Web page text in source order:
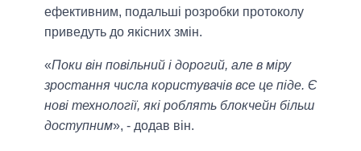
ефективним, подальші розробки протоколу
приведуть до якісних змін.
«Поки він повільний і дорогий, але в міру
зростання числа користувачів все це піде. Є
нові технології, які роблять блокчейн більш
доступним», - додав він.